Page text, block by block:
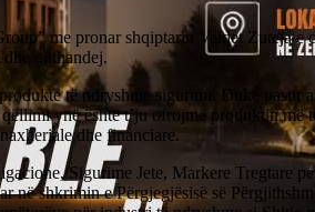
me pronar shqiptarin Valdet Zuteja e
dhe gjithandej.
të ndryshme sigurimi. Duke pasur
ynë është t’ju ofrojmë produktin më
dhe financiare.
Sigurime Jete, Markere Tregtare
në shkrimin e Përgjegjësisë së